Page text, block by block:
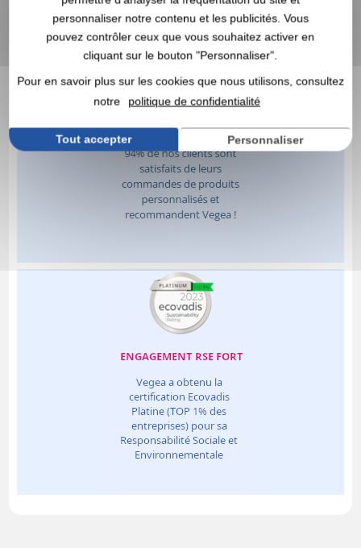
personnaliser notre contenu et les publicités. Vous
pouvez contrôler ceux que vous souhaitez activer en
cliquant sur le bouton "Personnaliser".
Pour en savoir plus sur les cookies que nous utilisons, consultez
notre
politique de confidentialité
Tout accepter Personnaliser